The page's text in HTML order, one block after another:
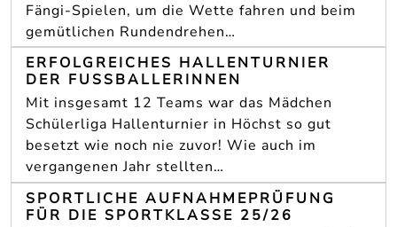
Fängi-Spielen, um die Wette fahren und beim
gemütlichen Rundendrehen…
ERFOLGREICHES HALLENTURNIER
DER FUSSBALLERINNEN
Mit insgesamt 12 Teams war das Mädchen
Schülerliga Hallenturnier in Höchst so gut
besetzt wie noch nie zuvor! Wie auch im
vergangenen Jahr stellten…
SPORTLICHE AUFNAHMEPRÜFUNG
FÜR DIE SPORTKLASSE 25/26